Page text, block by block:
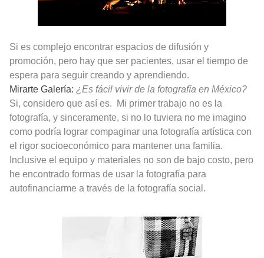
Si es complejo encontrar espacios de difusión y
promoción, pero hay que ser pacientes, usar el tiempo de
espera para seguir creando y aprendiendo.
Mirarte Galería: ¿Es fácil vivir de la fotografía en México?
Si, considero que así es.
Mi primer trabajo no es la
fotografía, y sinceramente, si no lo tuviera no me imagino
como podría lograr compaginar una fotografía artística con
el rigor socioeconómico para mantener una familia.
Inclusive el equipo y materiales no son de bajo costo, pero
he encontrado formas de usar la fotografía para
autofinanciarme a través de la fotografía social.